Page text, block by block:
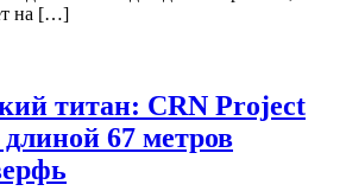
на […]
титан: CRN Project
67 метров